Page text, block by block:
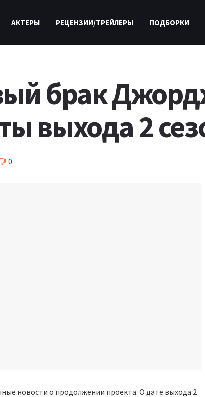
АКТЕРЫ РЕЦЕНЗИИ/ТРЕЙЛЕРЫ ПОДБОРКИ
брак
выхода 2
0
новости о продолжении проекта. О дате выхода 2